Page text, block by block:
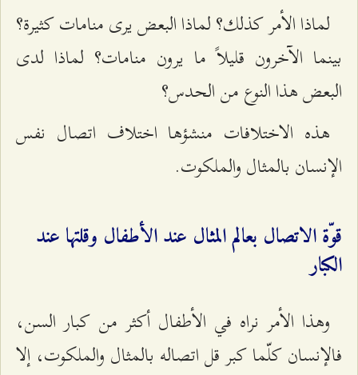
لماذا الأمر كذلك؟ لماذا البعض يرى منامات كثيرة؟
بينما الآخرون قليلاً ما يرون منامات؟ لماذا لدى
البعض هذا النوع من الحدس؟
هذه الاختلافات منشؤها اختلاف اتصال نفس
الإنسان بالمثال والملكوت.
قوّة الاتصال بعالم المثال عند الأطفال وقلتها عند
الكبار
وهذا الأمر نراه في الأطفال أكثر من كبار السن،
فالإنسان كلّما كبر قل اتصاله بالمثال والملكوت، إلا